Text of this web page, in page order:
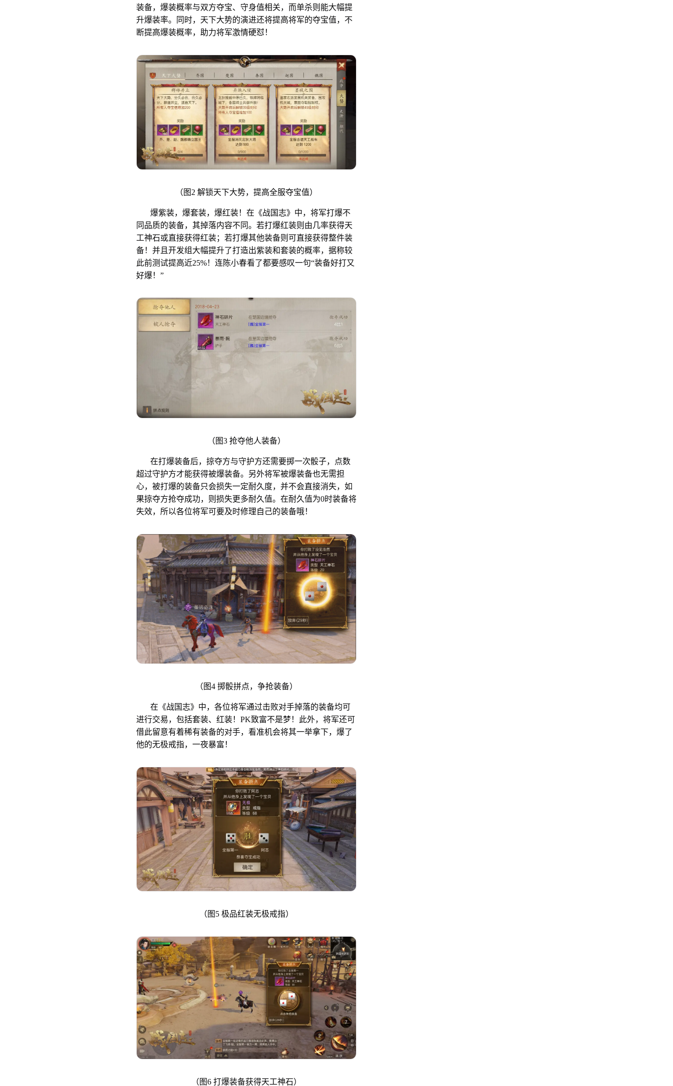
装备，爆装概率与双方夺宝、守身值相关，而单杀则能大幅提
升爆装率。同时，天下大势的演进还将提高将军的夺宝值，不
断提高爆装概率，助力将军激情硬怼！
（图2 解锁天下大势，提高全服夺宝值）
爆紫装，爆套装，爆红装！在《战国志》中，将军打爆不
同品质的装备，其掉落内容不同。若打爆红装则由几率获得天
工神石或直接获得红装；若打爆其他装备则可直接获得整件装
备！并且开发组大幅提升了打造出紫装和套装的概率，据称较
此前测试提高近25%！连陈小春看了都要感叹一句“装备好打又
好爆！”
（图3 抢夺他人装备）
在打爆装备后，掠夺方与守护方还需要掷一次骰子，点数
超过守护方才能获得被爆装备。另外将军被爆装备也无需担
心，被打爆的装备只会损失一定耐久度，并不会直接消失，如
果掠夺方抢夺成功，则损失更多耐久值。在耐久值为0时装备将
失效，所以各位将军可要及时修理自己的装备哦！
（图4 掷骰拼点，争抢装备）
在《战国志》中，各位将军通过击败对手掉落的装备均可
进行交易，包括套装、红装！PK致富不是梦！此外，将军还可
借此留意有着稀有装备的对手，看准机会将其一举拿下，爆了
他的无极戒指，一夜暴富！
（图5 极品红装无极戒指）
（图6 打爆装备获得天工神石）